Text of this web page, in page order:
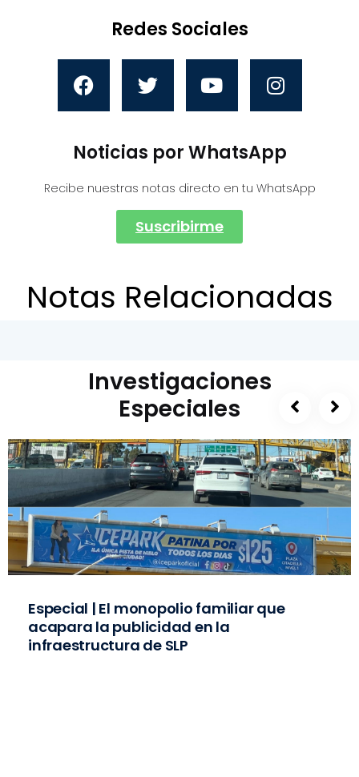
Redes Sociales
Noticias por WhatsApp
Recibe nuestras notas directo en tu WhatsApp
Suscribirme
Notas Relacionadas
Investigaciones
Especiales
Especial | El monopolio familiar que
acapara la publicidad en la
infraestructura de SLP